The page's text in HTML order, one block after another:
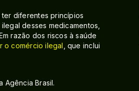
diferentes princípios
desses medicamentos,
razão dos riscos à saúde
o comércio ilegal , que inclui
Agência Brasil.